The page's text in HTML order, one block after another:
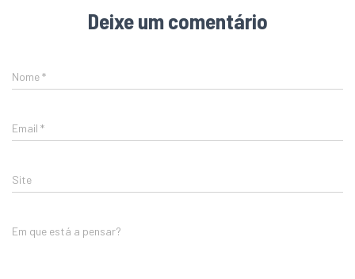
Deixe um comentário
Nome*
Email *
Site
Em que está a pensar?